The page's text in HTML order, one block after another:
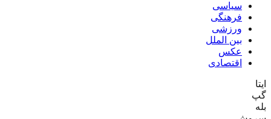
سیاسی
فرهنگی
ورزشی
بین الملل
عکس
اقتصادی
ایتا
گپ
بله